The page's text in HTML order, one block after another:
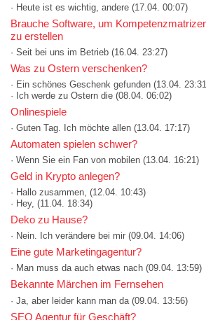
· Heute ist es wichtig, andere (17.04. 00:07)
Brauche Software, um
zu erstellen
· Seit bei uns im Betrieb (16.04. 23:27)
Was zu Ostern verschenken?
· Ein schönes Geschenk gefunden (13.04.
· Ich werde zu Ostern die (08.04. 06:02)
Onlinespiele
· Guten Tag. Ich möchte allen (13.04. 17:17)
Automaten spielen schwer?
· Wenn Sie ein Fan von mobilen (13.04. 16:21)
Geld in Krypto anlegen?
· Hallo zusammen, (12.04. 10:43)
· Hey, (11.04. 18:34)
Deko zu Hause?
· Nein. Ich verändere bei mir (09.04. 14:06)
Eine gute Marketingagentur?
· Man muss da auch etwas nach (09.04. 13:59)
Bekannte Märchen im Fernsehen
· Ja, aber leider kann man da (09.04. 13:56)
SEO Agentur für Geschäft?